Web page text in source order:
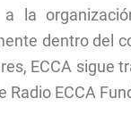
a la
dentro del
ECCA sigue
Radio ECCA